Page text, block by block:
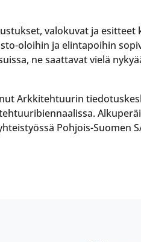
valokuvat ja
oloihin ja elintapoihin
ne saattavat vielä
Arkkitehtuurin
Pohjois-Suomen